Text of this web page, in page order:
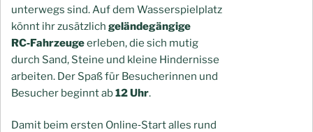
unterwegs sind. Auf dem Wasserspielplatz
könnt ihr zusätzlich geländegängige
RC‑Fahrzeugeerleben, die sich mutig
durch Sand, Steine und kleine Hindernisse
arbeiten. Der Spaß für Besucherinnen und
Besucher beginnt ab12 Uhr.
Damit beim ersten Online‑Start alles rund